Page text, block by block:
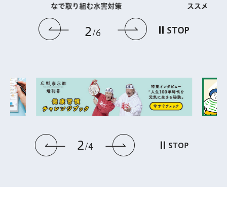
前のスライドを表示
2 6 次のスライドを
STOP
なで取り組む水害対策
ススメ
前のスライドを表示
2 4 次のスライドを表
STOP